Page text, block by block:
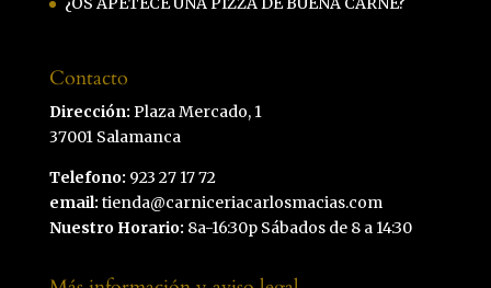
Contacto
Dirección: Plaza Mercado, 1
37001 Salamanca
Telefono: 923 27 17 72
email: tienda@carniceriacarlosmacias.com
Nuestro Horario: 8a-16:30p Sábados de 8 a 14:30